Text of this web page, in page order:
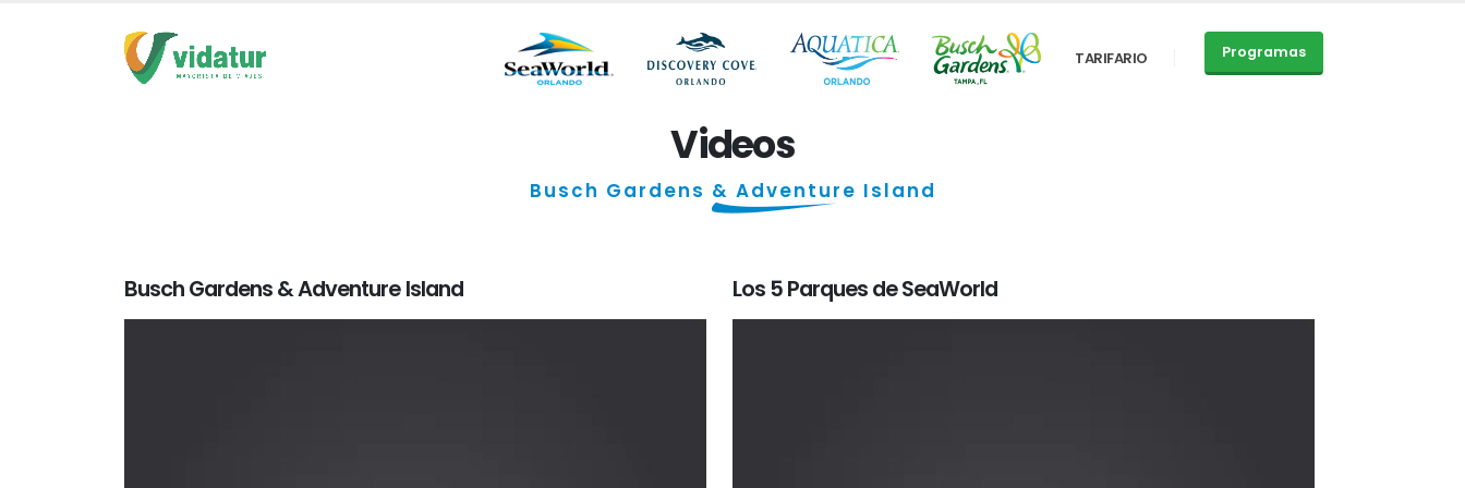
TARIFARIO Programas
Videos
Busch Gardens & Adventure Island
Busch Gardens & Adventure Island Los 5 Parques de SeaWorld